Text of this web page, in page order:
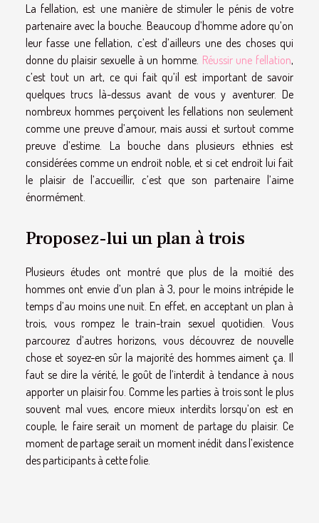
La fellation, est une manière de stimuler le pénis de votre
partenaire avec la bouche. Beaucoup d’homme adore qu’on
leur fasse une fellation, c’est d’ailleurs une des choses qui
donne du plaisir sexuelle à un homme. Réussir une fellation,
c’est tout un art, ce qui fait qu’il est important de savoir
quelques trucs là-dessus avant de vous y aventurer. De
nombreux hommes perçoivent les fellations non seulement
comme une preuve d’amour, mais aussi et surtout comme
preuve d’estime. La bouche dans plusieurs ethnies est
considérées comme un endroit noble, et si cet endroit lui fait
le plaisir de l’accueillir, c’est que son partenaire l’aime
énormément.
Proposez-lui un plan à trois
Plusieurs études ont montré que plus de la moitié des
hommes ont envie d’un plan à 3, pour le moins intrépide le
temps d’au moins une nuit. En effet, en acceptant un plan à
trois, vous rompez le train-train sexuel quotidien. Vous
parcourez d’autres horizons, vous découvrez de nouvelle
chose et soyez-en sûr la majorité des hommes aiment ça. Il
faut se dire la vérité, le goût de l’interdit à tendance à nous
apporter un plaisir fou. Comme les parties à trois sont le plus
souvent mal vues, encore mieux interdits lorsqu’on est en
couple, le faire serait un moment de partage du plaisir. Ce
moment de partage serait un moment inédit dans l’existence
des participants à cette folie.